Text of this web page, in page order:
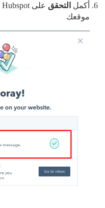
أكمل التحقق
موقعك